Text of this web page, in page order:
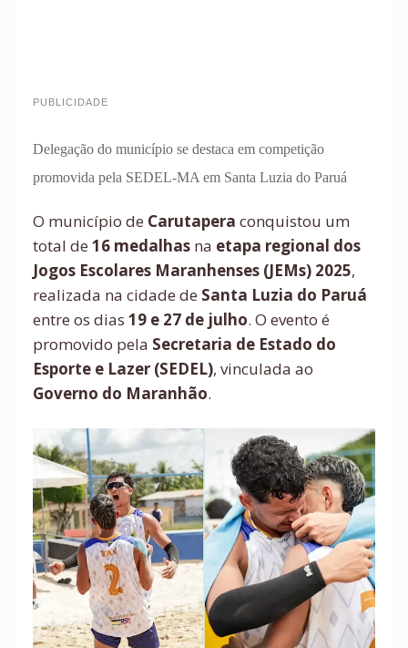
PUBLICIDADE
Delegação do município se destaca em competição
promovida pela SEDEL-MA em Santa Luzia do Paruá
O município de Carutapera conquistou um
total de 16 medalhas na etapa regional dos
Jogos Escolares Maranhenses (JEMs) 2025,
realizada na cidade de Santa Luzia do Paruá
entre os dias 19 e 27 de julho. O evento é
promovido pela Secretaria de Estado do
Esporte e Lazer (SEDEL), vinculada ao
Governo do Maranhão.